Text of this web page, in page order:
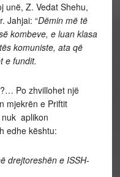
unë, Z. Vedat Shehu,
Jahjai: “Dëmin më të
kombeve, e luan klasa
komuniste, ata që
e fundit.
Po zhvillohet një
mjekrën e Priftit
nuk aplikon
edhe kështu:
drejtoreshën e ISSH-